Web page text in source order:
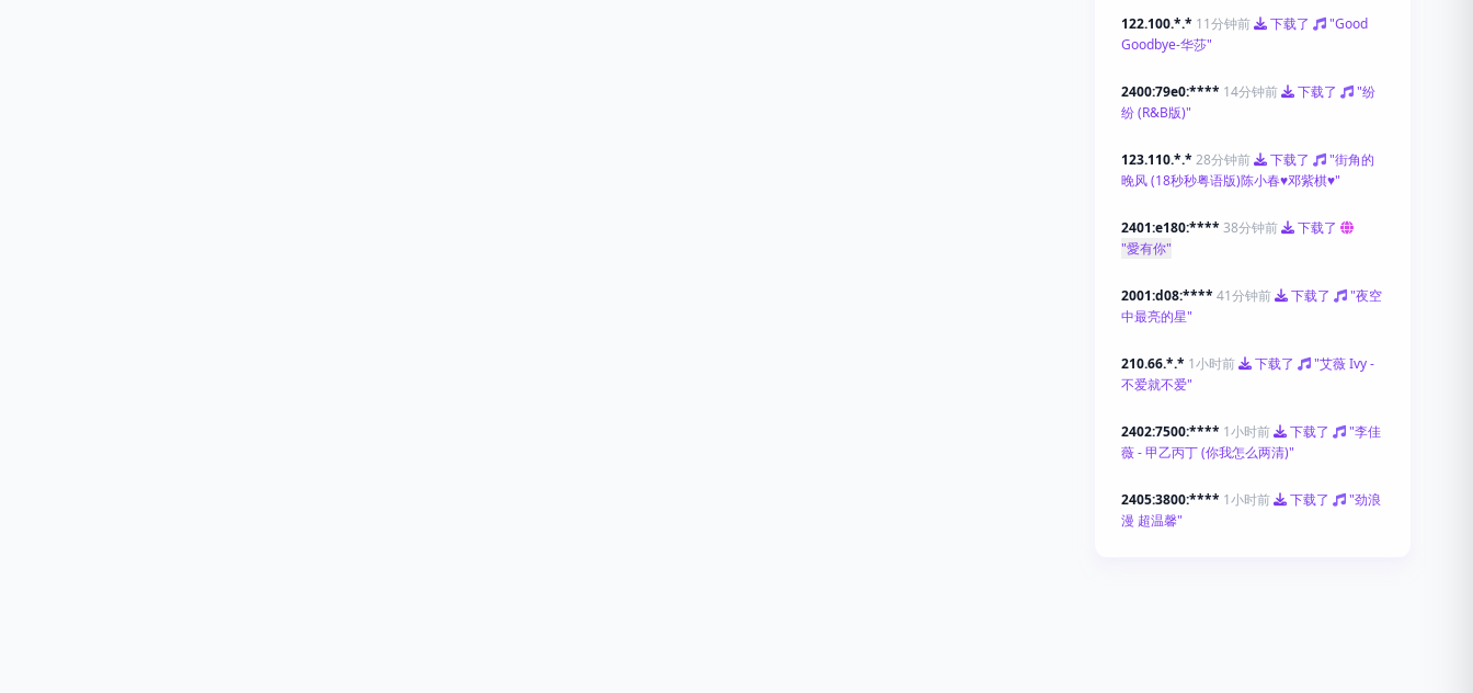
122.100.*.* 11分钟前 下载了
"Good
Goodbye-华莎"
2400:79e0:**** 14分钟前 下载了
"纷
纷 (R&B版)"
123.110.*.* 28分钟前 下载了
"街角的
晚风 (18秒秒粤语版)陈小春♥邓紫棋♥"
2401:e180:**** 38分钟前
下载了
"愛有你"
2001:d08:**** 41分钟前 下载了
"夜空
中最亮的星"
210.66.*.* 1小时前 下载了
"艾薇 Ivy -
不爱就不爱"
2402:7500:**** 1小时前 下载了
"李佳
薇 - 甲乙丙丁 (你我怎么两清)"
2405:3800:**** 1小时前 下载了
"劲浪
漫 超温馨"